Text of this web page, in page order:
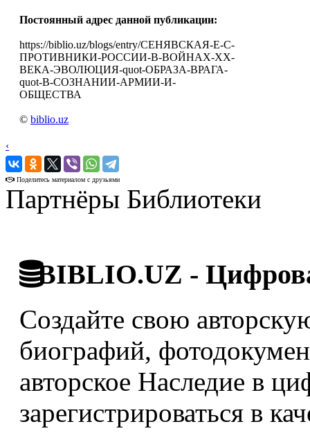
Постоянный адрес данной публикации:
https://biblio.uz/blogs/entry/СЕНЯВСКАЯ-Е-С-
ПРОТИВНИКИ-РОССИИ-В-ВОЙНАХ-XX-
ВЕКА-ЭВОЛЮЦИЯ-quot-ОБРАЗА-ВРАГА-
quot-В-СОЗНАНИИ-АРМИИ-И-
ОБЩЕСТВА
© biblio.uz
‹
›
Поделитесь материалом с друзьями
Партнёры Библиотеки
BIBLIO.UZ -
Создайте свою
биографий,
авторское Наследие в
зарегистрироваться в